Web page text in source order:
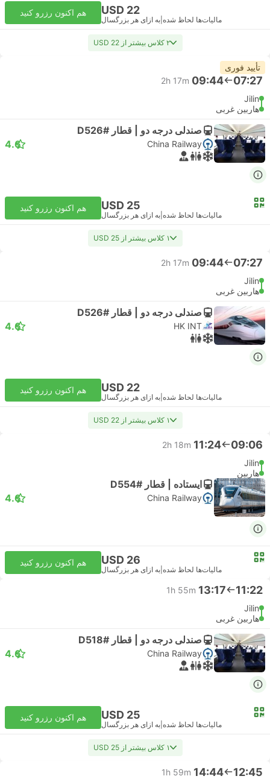
USD 22
مالیات‌ها لحاظ شده به ازای هر بزرگسال
هم اکنون رزرو کنید
۲ کلاس بیشتر از USD 22
تأیید فوری
07:27
09:44
2h 17m
Jilin
هاربین غربی
صندلی درجه دو | قطار #D526
China Railway
4.6
USD 25
مالیات‌ها لحاظ شده به ازای هر بزرگسال
هم اکنون رزرو کنید
۱ کلاس بیشتر از USD 25
07:27
09:44
2h 17m
Jilin
هاربین غربی
صندلی درجه دو | قطار #D526
HK INT
4.6
USD 22
مالیات‌ها لحاظ شده به ازای هر بزرگسال
هم اکنون رزرو کنید
۱ کلاس بیشتر از USD 22
09:06
11:24
2h 18m
Jilin
هاربین
ایستاده | قطار #D554
China Railway
4.6
USD 26
مالیات‌ها لحاظ شده به ازای هر بزرگسال
هم اکنون رزرو کنید
11:22
13:17
1h 55m
Jilin
هاربین غربی
صندلی درجه دو | قطار #D518
China Railway
4.6
USD 25
مالیات‌ها لحاظ شده به ازای هر بزرگسال
هم اکنون رزرو کنید
۱ کلاس بیشتر از USD 25
12:45
14:44
1h 59m